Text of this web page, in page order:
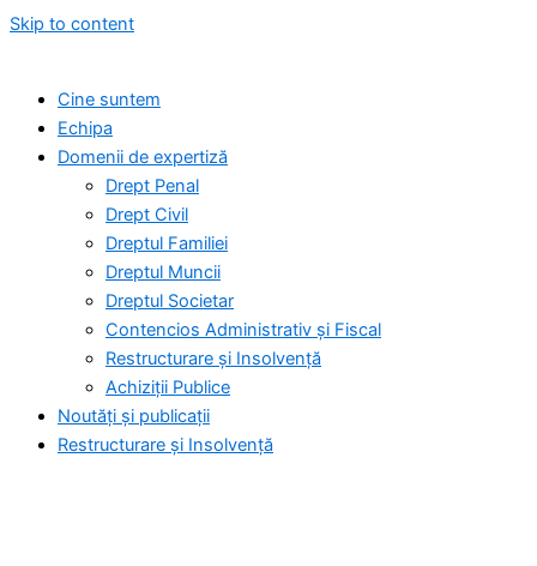
Skip to content
Cine suntem
Echipa
Domenii de expertiză
Drept Penal
Drept Civil
Dreptul Familiei
Dreptul Muncii
Dreptul Societar
Contencios Administrativ și Fiscal
Restructurare și Insolvență
Achiziții Publice
Noutăți și publicații
Restructurare și Insolvență